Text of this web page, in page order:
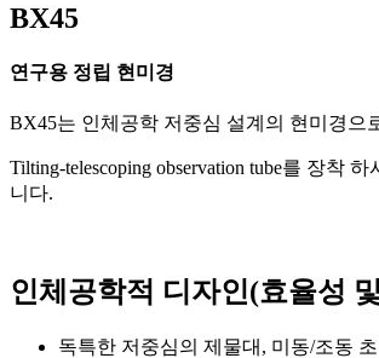
BX45
연구용 정립 현미경
BX45는 인체공학 저중심 설계의 현미경으
Tilting-telescoping observation tube를 장
니다.
인체공학적 디자인(효율성
독특한 저중심의 제물대, 미동/조동